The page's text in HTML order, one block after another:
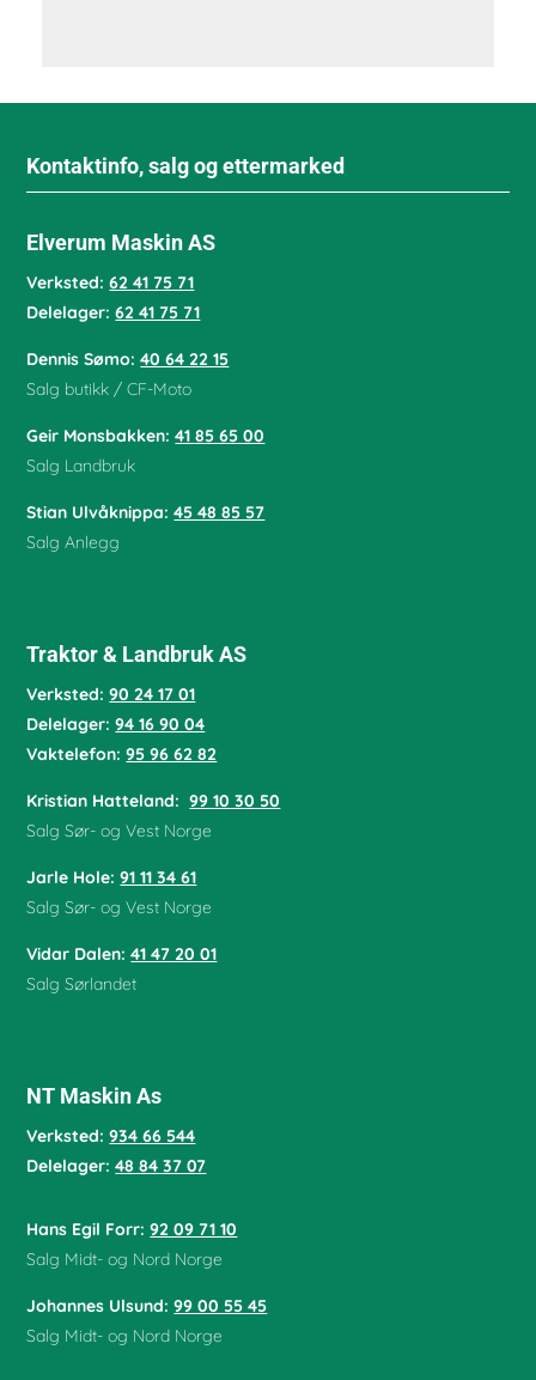
Kontaktinfo, salg og ettermarked
Elverum Maskin AS
Verksted:62 41 75 71
Delelager:62 41 75 71
Dennis Sømo:40 64 22 15
Salg butikk / CF-Moto
Geir Monsbakken:41 85 65 00
Salg Landbruk
Stian Ulvåknippa:45 48 85 57
Salg Anlegg
Traktor & Landbruk AS
Verksted:90 24 17 01
Delelager:94 16 90 04
Vaktelefon:95 96 62 82
Kristian Hatteland: 99 10 30 50
Salg Sør- og Vest Norge
Jarle Hole: 91 11 34 61
Salg Sør- og Vest Norge
Vidar Dalen: 41 47 20 01
Salg Sørlandet
NT Maskin As
Verksted:934 66 544
Delelager:48 84 37 07
Hans Egil Forr:92 09 71 10
Salg Midt- og Nord Norge
Johannes Ulsund:99 00 55 45
Salg Midt- og Nord Norge